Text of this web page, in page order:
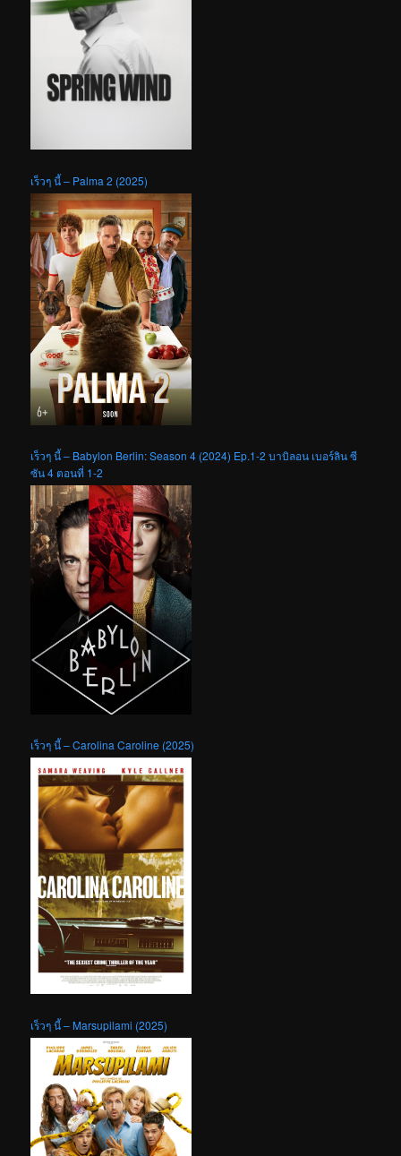
เร็วๆ นี้ – Palma 2 (2025)
เร็วๆ นี้ – Babylon Berlin: Season 4 (2024) Ep.1-2 บาบิลอน เบอร์ลิน ซี
ซัน 4 ตอนที่ 1-2
เร็วๆ นี้ – Carolina Caroline (2025)
เร็วๆ นี้ – Marsupilami (2025)